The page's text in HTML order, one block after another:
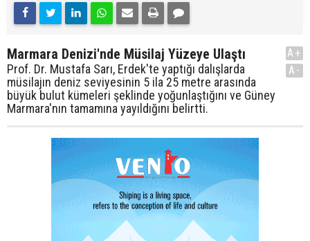
Marmara Denizi'nde Müsilaj Yüzeye Ulaştı
Prof. Dr. Mustafa Sarı, Erdek'te yaptığı dalışlarda
müsilajın deniz seviyesinin 5 ila 25 metre arasında
büyük bulut kümeleri şeklinde yoğunlaştığını ve Güney
Marmara'nın tamamına yayıldığını belirtti.
A+
A-